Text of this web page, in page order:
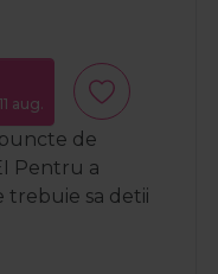
aug.
de
Pentru a
sa detii